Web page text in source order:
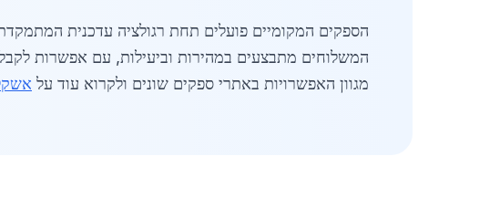
המשלוחים מתבצעים במהירות וביעילות, עם אפשרות
מגוון האפשרויות באתרי ספקים שונים ולקרוא עוד על